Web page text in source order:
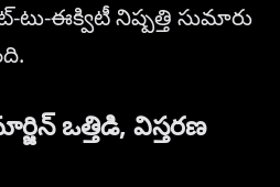
టు-ఈక్విటీ నిష్పత్తి సుమారు
ఒత్తిడి, విస్తరణ